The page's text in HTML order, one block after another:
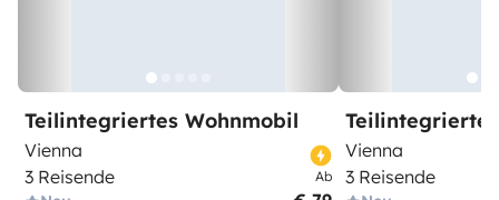
Teilintegriertes Wohnmobil
Vienna
3 Reisende
Ab
Vienna
3 Reisende